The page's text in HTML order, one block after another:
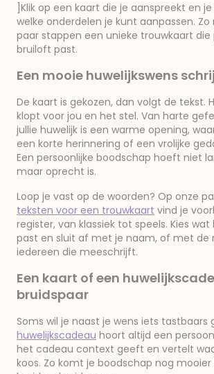
]Klik op een kaart die je aanspreekt en
welke onderdelen je kunt aanpassen.
paar stappen een unieke trouwkaart die
bruiloft past.
Een mooie huwelijkswens
De kaart is gekozen, dan volgt de tekst.
klopt voor jou en het stel. Van harte
jullie huwelijk is een warme opening,
een korte herinnering of een vrolijke
Een persoonlijke boodschap hoeft niet
maar oprecht is.
Loop je vast op de woorden? Op onze
teksten voor een trouwkaart vind je
register, van klassiek tot speels. Kies wat
past en sluit af met je naam, of met de
iedereen die meeschrijft.
Een kaart of een
bruidspaar
Soms wil je naast je wens iets tastbaars
huwelijkscadeau hoort altijd een
het cadeau context geeft en vertelt
koos. Zo komt je boodschap nog mooier